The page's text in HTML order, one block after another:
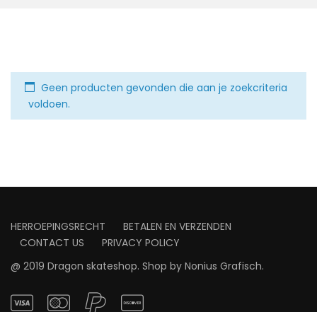
Geen producten gevonden die aan je zoekcriteria
voldoen.
HERROEPINGSRECHT
BETALEN EN VERZENDEN
CONTACT US
PRIVACY POLICY
@ 2019 Dragon skateshop. Shop by Nonius Grafisch.